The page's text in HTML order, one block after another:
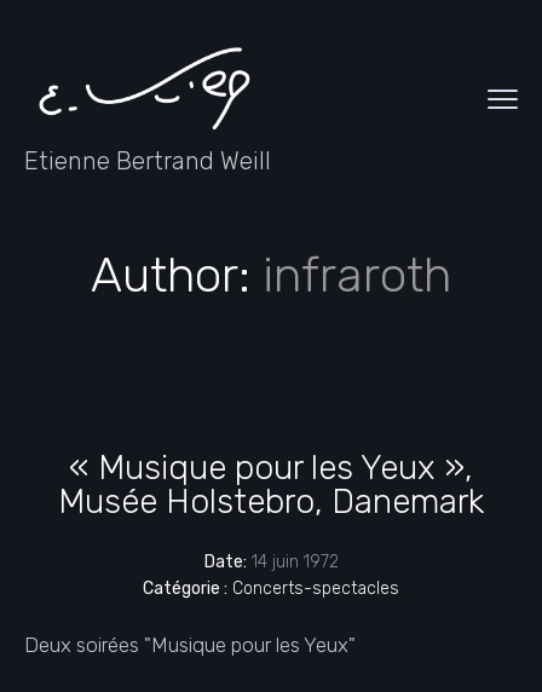
Etienne Bertrand Weill
Author: infraroth
« Musique pour les Yeux »,
Musée Holstebro, Danemark
Date: 14 juin 1972
Catégorie : Concerts-spectacles
Deux soirées "Musique pour les Yeux"